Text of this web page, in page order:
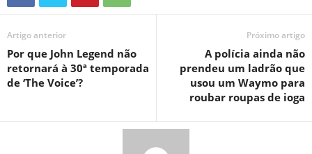
Artigo anterior
Por que John Legend não
retornará à 30ª temporada
de ‘The Voice’?
Próximo artigo
A polícia ainda não
prendeu um ladrão que
usou um Waymo para
roubar roupas de ioga